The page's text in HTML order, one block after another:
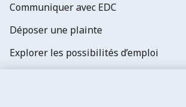
Communiquer avec EDC
Déposer une plainte
Explorer les possibilités d’emploi